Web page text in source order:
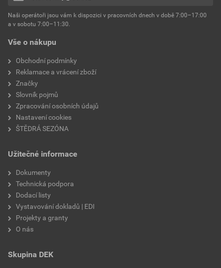
Environmentální prohlášení výrobku
Stáhnout
Velikost
hmotnost 25 kg
typ výrobku
faktor difuzního odporu
Vše o nákupu
Obchodní podmínky
Reklamace a vrácení zboží
Značky
Slovník pojmů
Zpracování osobních údajů
Nastavení cookies
ŠTĚDRÁ SEZÓNA
Užitečné informace
Dokumenty
Technická podpora
Dodací listy
Vystavování dokladů | EDI
Projekty a granty
O nás
Skupina DEK
Naši operátoři jsou vám k dispozici v pracovních dnech v době 7:00–17:00
a v sobotu 7:00–11:30.